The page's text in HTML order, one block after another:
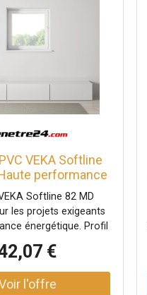
VEKA Softline
performance
Softline 82 MD
les projets exigeants
énergétique. Profil
durable. €